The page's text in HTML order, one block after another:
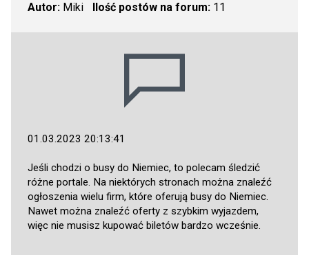
Autor: Miki Ilość postów na forum:11
01.03.2023 20:13:41
Jeśli chodzi o busy do Niemiec, to polecam śledzić
różne portale. Na niektórych stronach można znaleźć
ogłoszenia wielu firm, które oferują busy do Niemiec.
Nawet można znaleźć oferty z szybkim wyjazdem,
więc nie musisz kupować biletów bardzo wcześnie.